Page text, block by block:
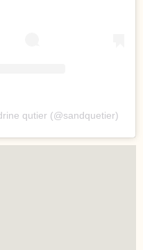
qutier (@sandquetier)